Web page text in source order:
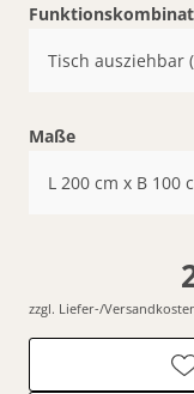
Tisch ausziehbar
Maße
L 200 cm x B 100
zzgl. Liefer-/